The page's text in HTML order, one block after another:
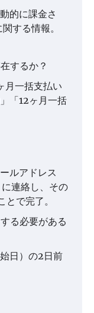
的に課金さ
する情報。
するか？
月一括支払い
「12ヶ月一括
ルアドレス
に連絡し、その
で完了。
る必要がある
日）の2日前